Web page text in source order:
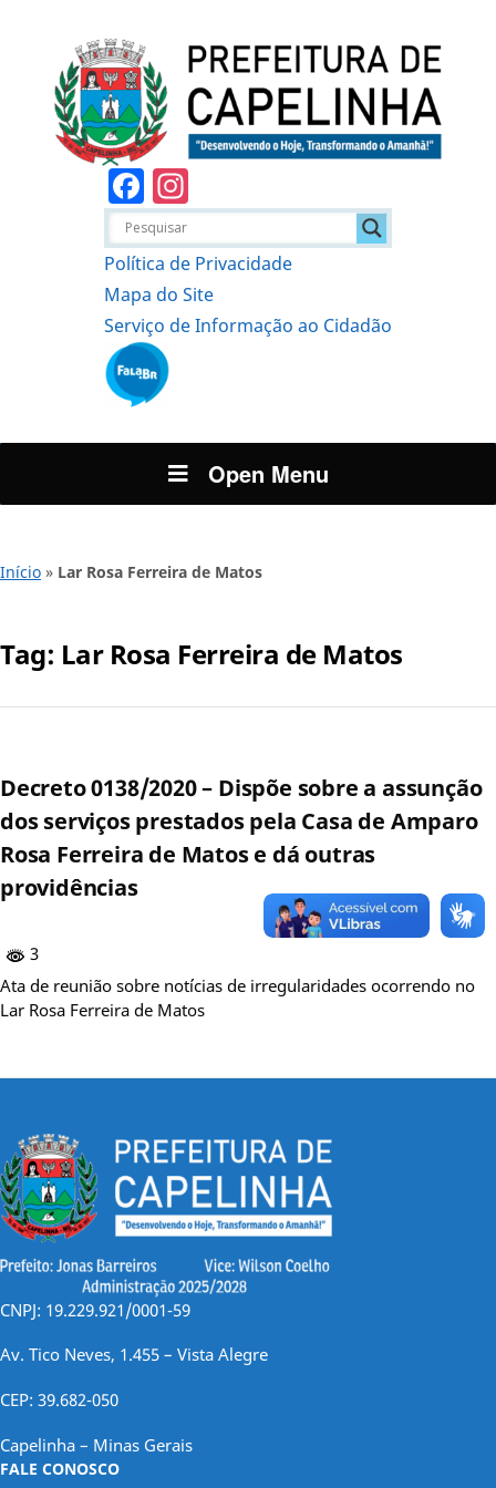
Facebook
Política de Privacidade
Mapa do Site
Serviço de Informação ao Cidadão
Open Menu
Início » Lar Rosa Ferreira de Matos
Tag: Lar Rosa Ferreira de Matos
Decreto 0138/2020 – Dispõe sobre a assunção
dos serviços prestados pela Casa de Amparo
Rosa Ferreira de Matos e dá outras
providências
3
Ata de reunião sobre notícias de irregularidades ocorrendo no
Lar Rosa Ferreira de Matos
CNPJ: 19.229.921/0001-59
Av. Tico Neves, 1.455 – Vista Alegre
CEP: 39.682-050
Capelinha – Minas Gerais
FALE CONOSCO